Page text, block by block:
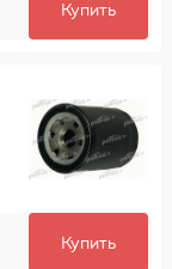
Купить
Купить